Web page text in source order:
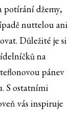
potírání džemy,
nuttelou ani
Důležité je si
na
pánev
S ostatními
vás inspiruje